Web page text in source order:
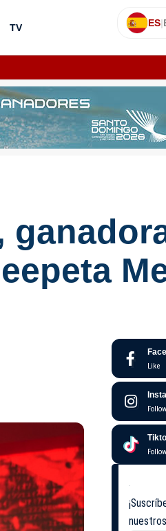
TV ES|
Like
Follow
Follow